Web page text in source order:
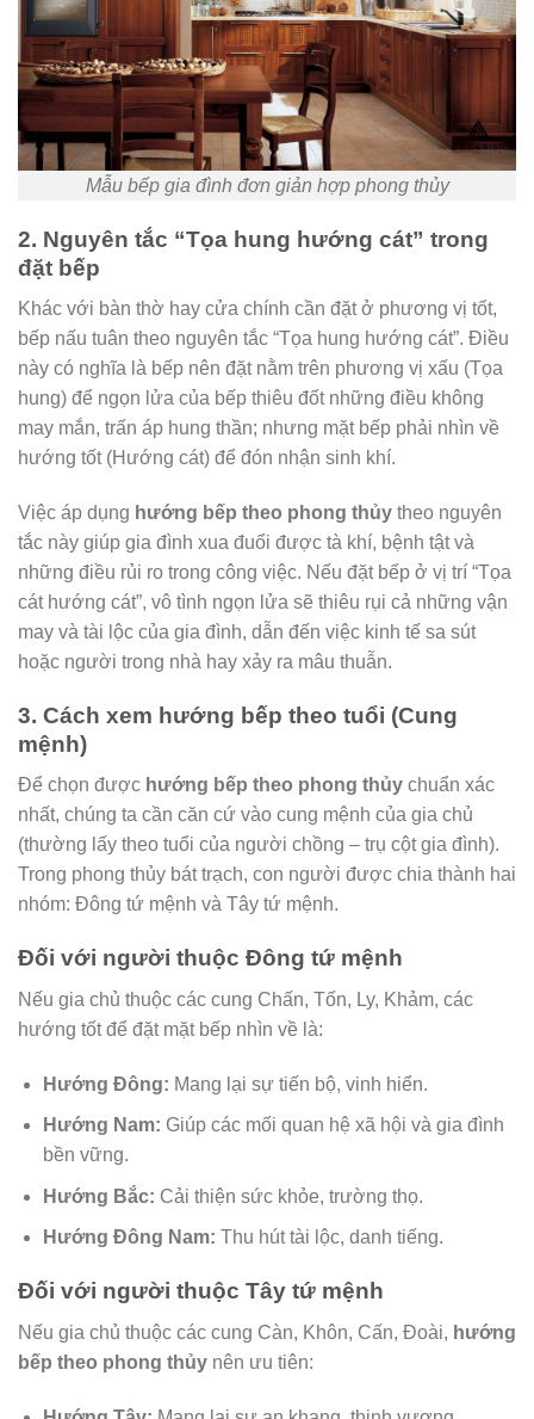
Mẫu bếp gia đình đơn giản hợp phong thủy
2. Nguyên tắc “Tọa hung hướng cát” trong
đặt bếp
Khác với bàn thờ hay cửa chính cần đặt ở phương vị tốt,
bếp nấu tuân theo nguyên tắc “Tọa hung hướng cát”. Điều
này có nghĩa là bếp nên đặt nằm trên phương vị xấu (Tọa
hung) để ngọn lửa của bếp thiêu đốt những điều không
may mắn, trấn áp hung thần; nhưng mặt bếp phải nhìn về
hướng tốt (Hướng cát) để đón nhận sinh khí.
Việc áp dụng hướng bếp theo phong thủy theo nguyên
tắc này giúp gia đình xua đuổi được tà khí, bệnh tật và
những điều rủi ro trong công việc. Nếu đặt bếp ở vị trí “Tọa
cát hướng cát”, vô tình ngọn lửa sẽ thiêu rụi cả những vận
may và tài lộc của gia đình, dẫn đến việc kinh tế sa sút
hoặc người trong nhà hay xảy ra mâu thuẫn.
3. Cách xem hướng bếp theo tuổi (Cung
mệnh)
Để chọn được hướng bếp theo phong thủy chuẩn xác
nhất, chúng ta cần căn cứ vào cung mệnh của gia chủ
(thường lấy theo tuổi của người chồng – trụ cột gia đình).
Trong phong thủy bát trạch, con người được chia thành hai
nhóm: Đông tứ mệnh và Tây tứ mệnh.
Đối với người thuộc Đông tứ mệnh
Nếu gia chủ thuộc các cung Chấn, Tốn, Ly, Khảm, các
hướng tốt để đặt mặt bếp nhìn về là:
Hướng Đông: Mang lại sự tiến bộ, vinh hiển.
Hướng Nam: Giúp các mối quan hệ xã hội và gia đình
bền vững.
Hướng Bắc: Cải thiện sức khỏe, trường thọ.
Hướng Đông Nam: Thu hút tài lộc, danh tiếng.
Đối với người thuộc Tây tứ mệnh
Nếu gia chủ thuộc các cung Càn, Khôn, Cấn, Đoài, hướng
bếp theo phong thủy nên ưu tiên: